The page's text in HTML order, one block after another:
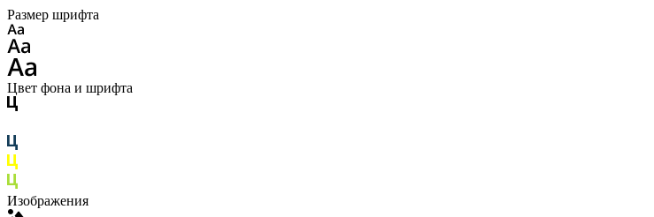
Размер шрифта
Цвет фона и шрифта
Изображения